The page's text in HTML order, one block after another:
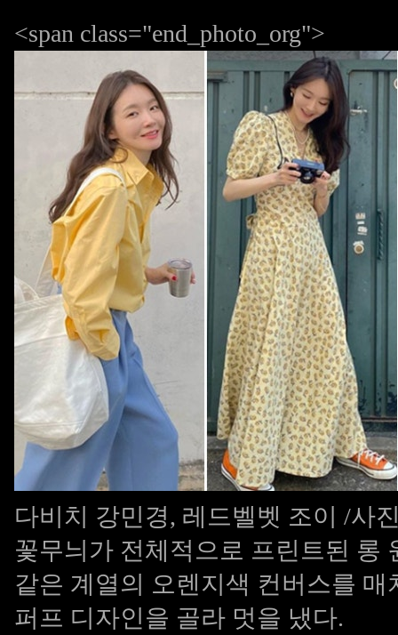
<span class="end_photo_org">
다비치 강민경, 레드벨벳 조이 /사
꽃무늬가 전체적으로 프린트된 롱
같은 계열의 오렌지색 컨버스를
퍼프 디자인을 골라 멋을 냈다.